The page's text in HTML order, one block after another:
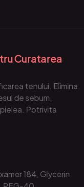
Curatarea
tenului. Elimina
de sebum,
Potrivita
184, Glycerin,